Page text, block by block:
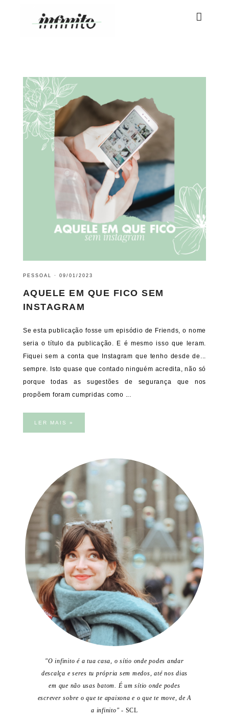
PESSOAL · 09/01/2023
AQUELE EM QUE FICO SEM
INSTAGRAM
Se esta publicação fosse um episódio de Friends, o nome
seria o título da publicação. E é mesmo isso que leram.
Fiquei sem a conta que Instagram que tenho desde de...
sempre. Isto quase que contado ninguém acredita, não só
porque todas as sugestões de segurança que nos
propõem foram cumpridas como ...
LER MAIS »
"O infinito é a tua casa, o sítio onde podes andar
descalça e seres tu própria sem medos, até nos dias
em que não usas batom. É um sítio onde podes
escrever sobre o que te apaixona e o que te move, de A
a infinito"- SCL